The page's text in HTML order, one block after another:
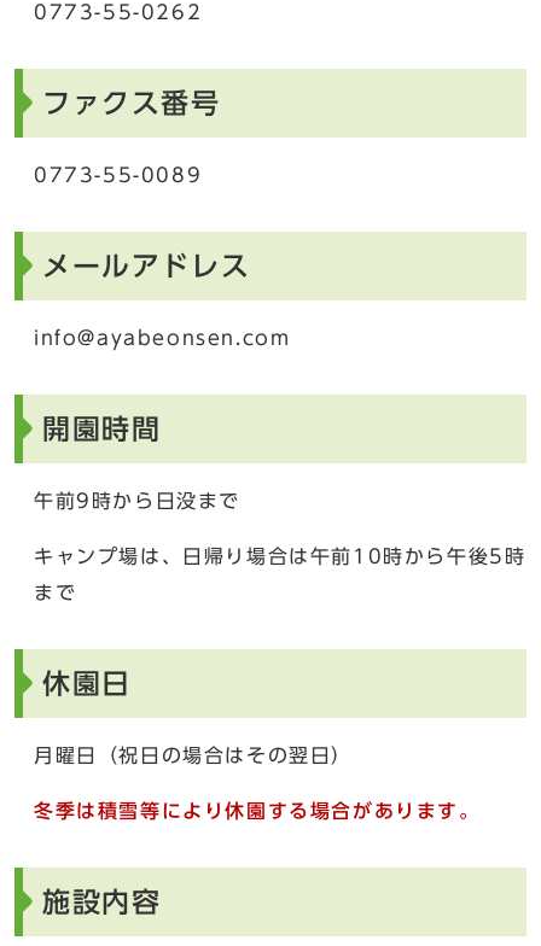
0773-55-0262
ファクス番号
0773-55-0089
メールアドレス
info@ayabeonsen.com
開園時間
午前9時から日没まで
キャンプ場は、日帰り場合は午前10時から午後5時
まで
休園日
月曜日（祝日の場合はその翌日）
冬季は積雪等により休園する場合があります。
施設内容